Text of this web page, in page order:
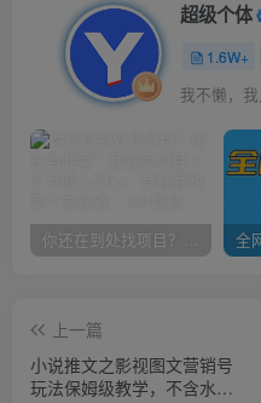
超级个体
1.6W+
我不懒，
你还在到处找项目？还在当韭菜？我靠卖项目一个月收入5万+，曾经我也是个失败者。
上一篇
小说推文之影视图文营销号
玩法保姆级教学，不含水，